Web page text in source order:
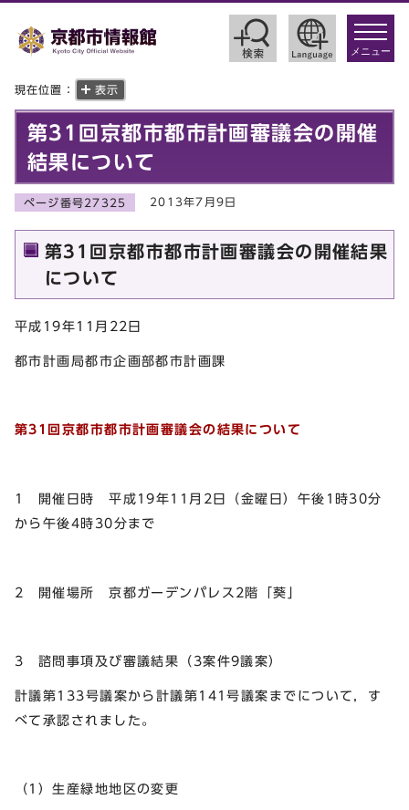
toggle
メニュー
現在位置： 表示
第31回京都市都市計画審議会の開催
結果について
ページ番号27325 2013年7月9日
第31回京都市都市計画審議会の開催結果
について
平成19年11月22日
都市計画局都市企画部都市計画課
第31回京都市都市計画審議会の結果について
1 開催日時 平成19年11月2日（金曜日）午後1時30分
から午後4時30分まで
2 開催場所 京都ガーデンパレス2階「葵」
3 諮問事項及び審議結果（3案件9議案）
計議第133号議案から計議第141号議案までについて，す
べて承認されました。
（1）生産緑地地区の変更